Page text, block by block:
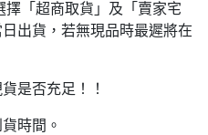
「超商取貨」及「賣家宅
出貨，若無現品時最遲將在
是否充足！！
時間。